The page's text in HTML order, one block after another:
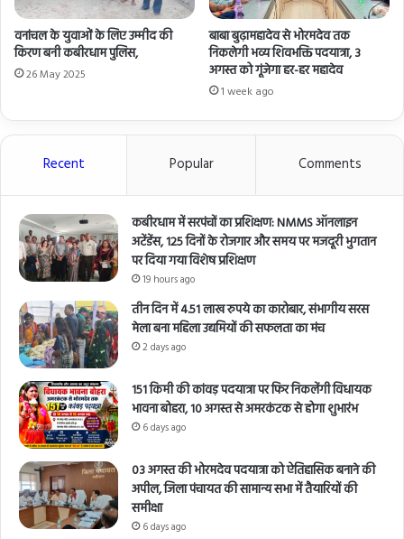
वनांचल के युवाओं के लिए उम्मीद की
किरण बनी कबीरधाम पुलिस,
26 May 2025
बाबा बुढ़ामहादेव से भोरमदेव तक
निकलेगी भव्य शिवभक्ति पदयात्रा, 3
अगस्त को गूंजेगा हर-हर महादेव
1 week ago
Recent Popular Comments
कबीरधाम में सरपंचों का प्रशिक्षण: NMMS ऑनलाइन
अटेंडेंस, 125 दिनों के रोजगार और समय पर मजदूरी भुगतान
पर दिया गया विशेष प्रशिक्षण
19 hours ago
तीन दिन में 4.51 लाख रुपये का कारोबार, संभागीय सरस
मेला बना महिला उद्यमियों की सफलता का मंच
2 days ago
151 किमी की कांवड़ पदयात्रा पर फिर निकलेंगी विधायक
भावना बोहरा, 10 अगस्त से अमरकंटक से होगा शुभारंभ
6 days ago
03 अगस्त की भोरमदेव पदयात्रा को ऐतिहासिक बनाने की
अपील, जिला पंचायत की सामान्य सभा में तैयारियों की
समीक्षा
6 days ago